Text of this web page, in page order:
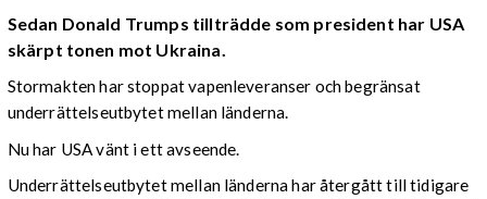
Sedan Donald Trumps tillträdde som president har USA
skärpt tonen mot Ukraina.
Stormakten har stoppat vapenleveranser och begränsat
underrättelseutbytet mellan länderna.
Nu har USA vänt i ett avseende.
Underrättelseutbytet mellan länderna har återgått till tidigare